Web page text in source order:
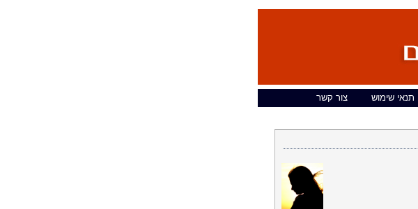
תנאי שימוש
צור קשר